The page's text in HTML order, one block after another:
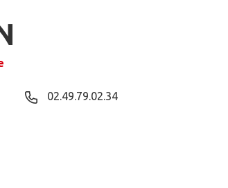
02.49.79.02.34